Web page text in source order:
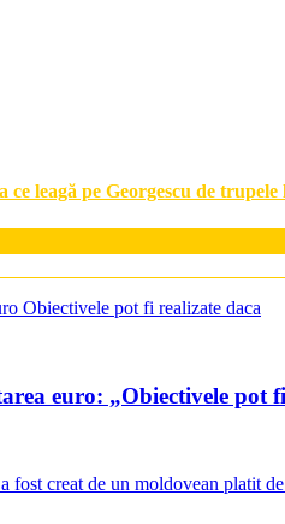
leagă pe Georgescu de
euro: „Obiectivele pot